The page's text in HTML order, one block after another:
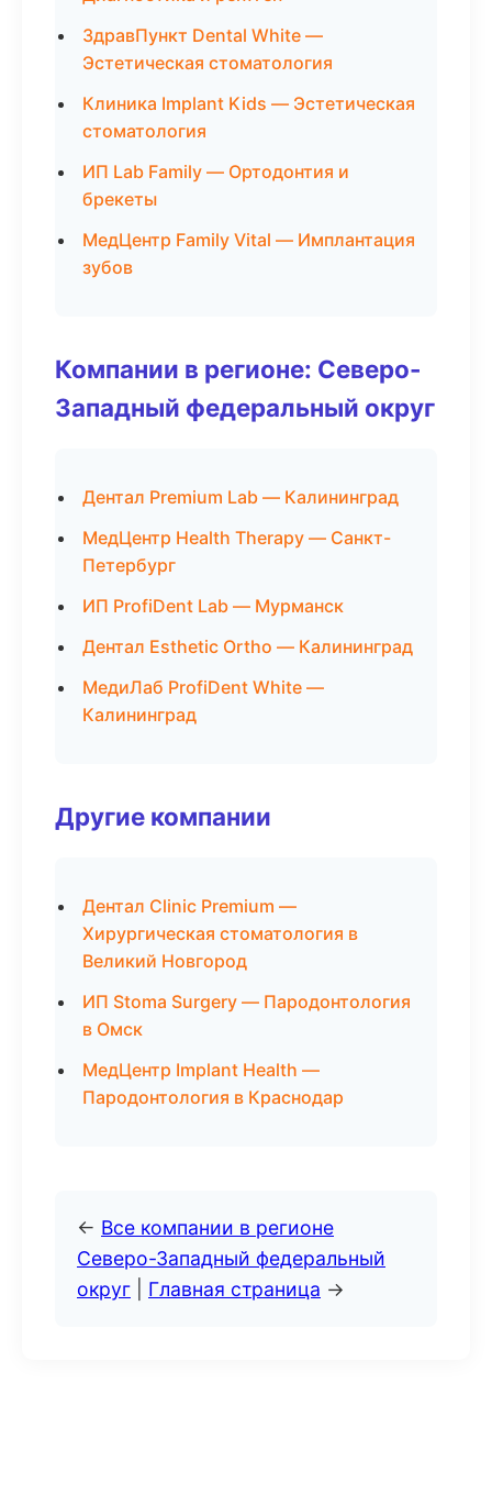
ЗдравПункт Dental White —
Эстетическая стоматология
Клиника Implant Kids — Эстетическая
стоматология
ИП Lab Family — Ортодонтия и
брекеты
МедЦентр Family Vital — Имплантация
зубов
Компании в регионе: Северо-
Западный федеральный округ
Дентал Premium Lab — Калининград
МедЦентр Health Therapy — Санкт-
Петербург
ИП ProfiDent Lab — Мурманск
Дентал Esthetic Ortho — Калининград
МедиЛаб ProfiDent White —
Калининград
Другие компании
Дентал Clinic Premium —
Хирургическая стоматология в
Великий Новгород
ИП Stoma Surgery — Пародонтология
в Омск
МедЦентр Implant Health —
Пародонтология в Краснодар
← Все компании в регионе
Северо-Западный федеральный
округ
Главная страница →